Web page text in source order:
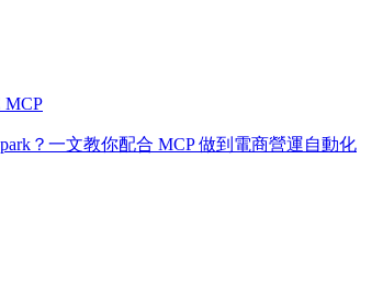
MCP
？一文教你配合 MCP 做到電商營運自動化